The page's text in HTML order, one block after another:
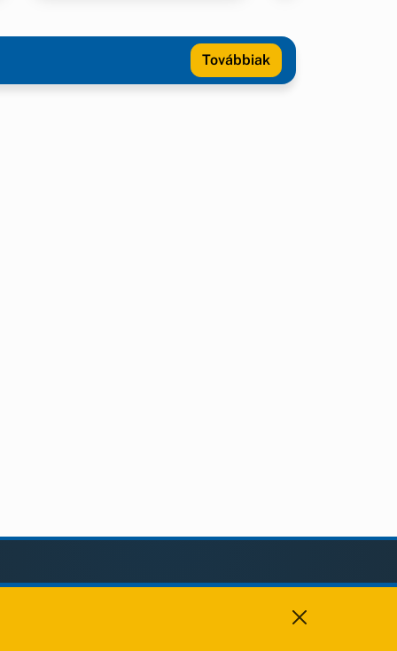
Továbbiak
KAPCSOLAT